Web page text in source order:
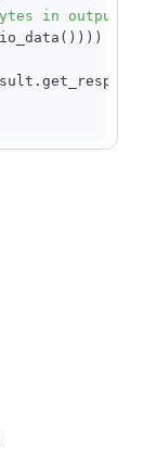
in output.wav'
( ) ) ) )
. get_response